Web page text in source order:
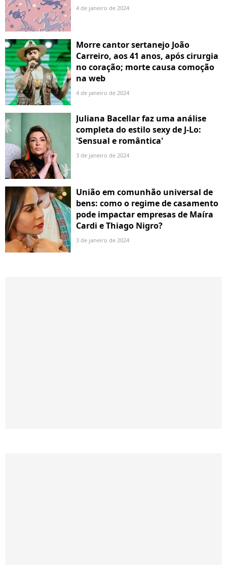
4 de janeiro de 2024
Morre cantor sertanejo João
Carreiro, aos 41 anos, após cirurgia
no coração; morte causa comoção
na web
4 de janeiro de 2024
Juliana Bacellar faz uma análise
completa do estilo sexy de J-Lo:
'Sensual e romântica'
3 de janeiro de 2024
União em comunhão universal de
bens: como o regime de casamento
pode impactar empresas de Maíra
Cardi e Thiago Nigro?
3 de janeiro de 2024